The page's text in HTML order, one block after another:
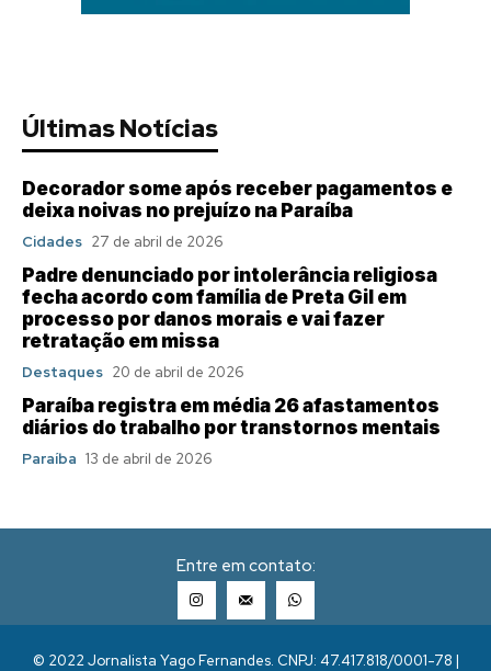
Últimas Notícias
Decorador some após receber pagamentos e
deixa noivas no prejuízo na Paraíba
Cidades 27 de abril de 2026
Padre denunciado por intolerância religiosa
fecha acordo com família de Preta Gil em
processo por danos morais e vai fazer
retratação em missa
Destaques 20 de abril de 2026
Paraíba registra em média 26 afastamentos
diários do trabalho por transtornos mentais
Paraíba 13 de abril de 2026
Entre em contato:
© 2022 Jornalista Yago Fernandes. CNPJ: 47.417.818/0001-78 |